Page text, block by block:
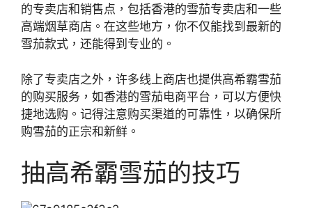
的专卖店和销售点，包括香港的雪茄专卖店和一些
高端烟草商店。在这些地方，你不仅能找到最新的
雪茄款式，还能得到专业的。
除了专卖店之外，许多线上商店也提供高希霸雪茄
的购买服务，如香港的雪茄电商平台，可以方便快
捷地选购。记得注意购买渠道的可靠性，以确保所
购雪茄的正宗和新鲜。
抽高希霸雪茄的技巧